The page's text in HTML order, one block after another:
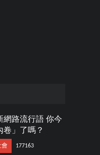
網路流行語 你今
卷」了嗎？
會 177163